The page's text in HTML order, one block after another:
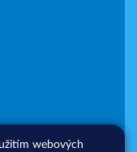
webových